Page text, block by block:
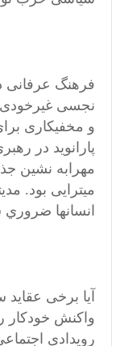
فرهنگ عرفانی
و مخفیکاری
پارانوید در
مهرابه نشین
میترایی بود.
انسانها
آیا برخی
واکنش
رویدادی